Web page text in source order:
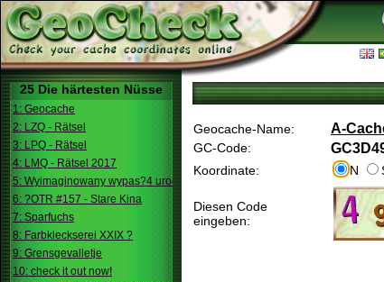
25 Die härtesten Nüsse
1: Geocache
2: LZQ - Rätsel
3: LPQ - Rätsel
4: LMQ - Rätsel 2017
5: Wyimaginowany wypas?4 urodziny
6: ?OTR #157 - Stare Kina
7: Sparfuchs
8: Farbkleckserei XXIX ?
9: Grensgevalletje
10: check it out now!
Geocache-Name: A-
GC-Code:
Koordinate: N
Diesen Code
eingeben: